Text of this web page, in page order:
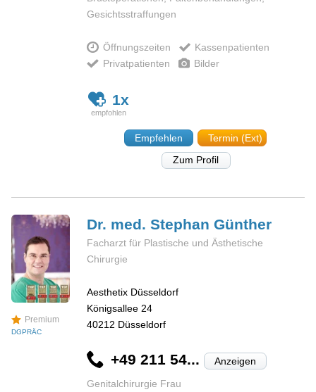
Gesichtsstraffungen
Öffnungszeiten
Kassenpatienten
Privatpatienten
Bilder
1x
Empfehlen
Termin (Ext)
Zum Profil
Premium
DGPRÄC
Dr. med. StephanGünther
Facharzt für Plastische und Ästhetische
Chirurgie
Aesthetix Düsseldorf
Königsallee 24
40212 Düsseldorf
+49 211 54... Anzeigen
Genitalchirurgie Frau